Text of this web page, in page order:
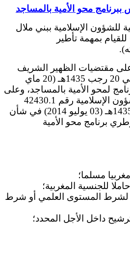
محو الأمية بالمساجد
للشؤون الإسلامية ببني ملال
بمهمة تأطير
على مقتضيات الظهير الشريف
رقم 1.14.101 الصادر في 20 رجب 1435هـ (20 ماي
لمحو الأمية بالمساجد، وعلى
قرار وزير الأوقاف والشؤون الإسلامية رقم 42430.1
الصادر في 05 رمضان 1435هـ (03 يوليو 2014) في شأن
برنامج محو الأمية
مسلما؛
للجنسية المغربية؛
لشرط المستوى العلمي أو شرط
داخل الأجل المحدد؛